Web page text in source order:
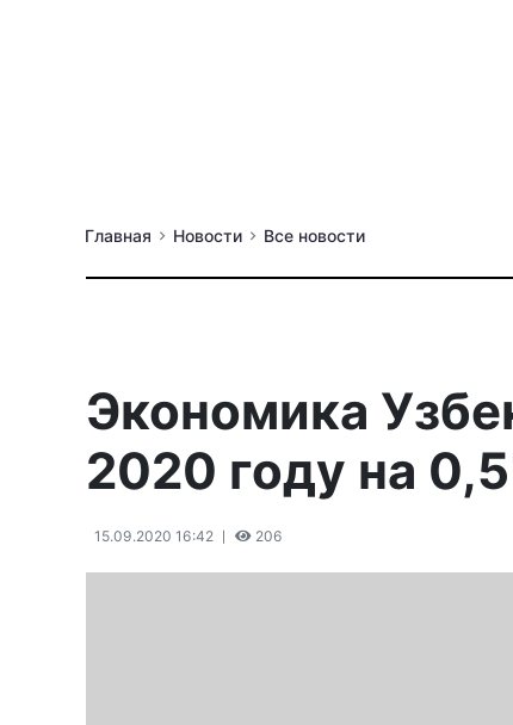
Главная Новости Все новости
Экономика
2020 году на
15.09.2020 16:42 206